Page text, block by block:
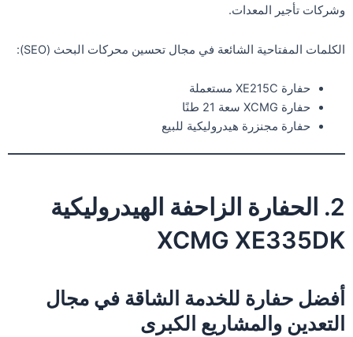
وشركات تأجير المعدات.
الكلمات المفتاحية الشائعة في مجال تحسين محركات البحث (SEO):
حفارة XE215C مستعملة
حفارة XCMG سعة 21 طنًا
حفارة مجنزرة هيدروليكية للبيع
2. الحفارة الزاحفة الهيدروليكية
XCMG XE335DK
أفضل حفارة للخدمة الشاقة في مجال
التعدين والمشاريع الكبرى